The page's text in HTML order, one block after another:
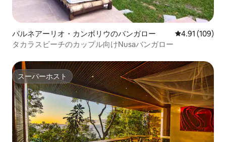
バルネアーリオ・カンボリウのバンガロー レビュー109
4.91 (109)
タカラスビーチのカップル向けNusaバンガロー
スーパーホスト
スーパーホスト